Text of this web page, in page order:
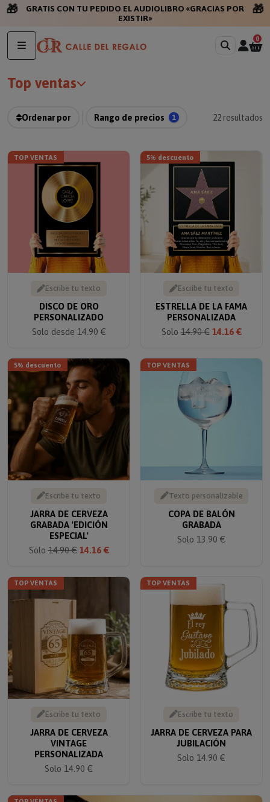
🎁
GRATIS CON TU PEDIDO EL AUDIOLIBRO «GRACIAS POR
EXISTIR»
🎁
0
Top ventas
Ordenar por Rango de precios 1 22 resultados
TOP VENTAS
Escribe tu texto
DISCO DE ORO
PERSONALIZADO
Solo desde 14.90 €
5% descuento
Escribe tu texto
ESTRELLA DE LA FAMA
PERSONALIZADA
Solo14.90 € 14.16 €
5% descuento
Escribe tu texto
JARRA DE CERVEZA
GRABADA 'EDICIÓN
ESPECIAL'
Solo14.90 € 14.16 €
TOP VENTAS
Texto personalizable
COPA DE BALÓN
GRABADA
Solo 13.90 €
TOP VENTAS
Escribe tu texto
JARRA DE CERVEZA
VINTAGE
PERSONALIZADA
Solo 14.90 €
TOP VENTAS
Escribe tu texto
JARRA DE CERVEZA PARA
JUBILACIÓN
Solo 14.90 €